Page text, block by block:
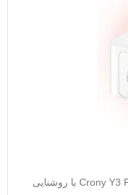
خرید ویدئو پروژکتور هوشمند کرونی Crony Y3 Pro | 4K با روشنایی